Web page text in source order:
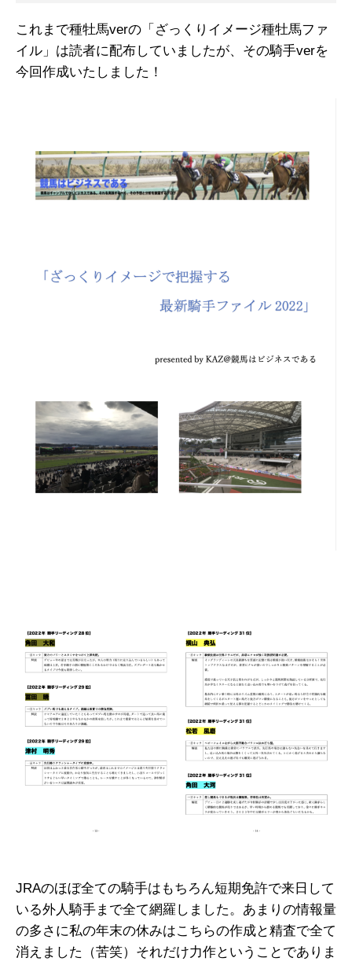
これまで種牡馬verの「ざっくりイメージ種牡馬ファ
イル」は読者に配布していましたが、その騎手verを
今回作成いたしました！
JRAのほぼ全ての騎手はもちろん短期免許で来日して
いる外人騎手まで全て網羅しました。あまりの情報量
の多さに私の年末の休みはこちらの作成と精査で全て
消えました（苦笑）それだけ力作ということでありま